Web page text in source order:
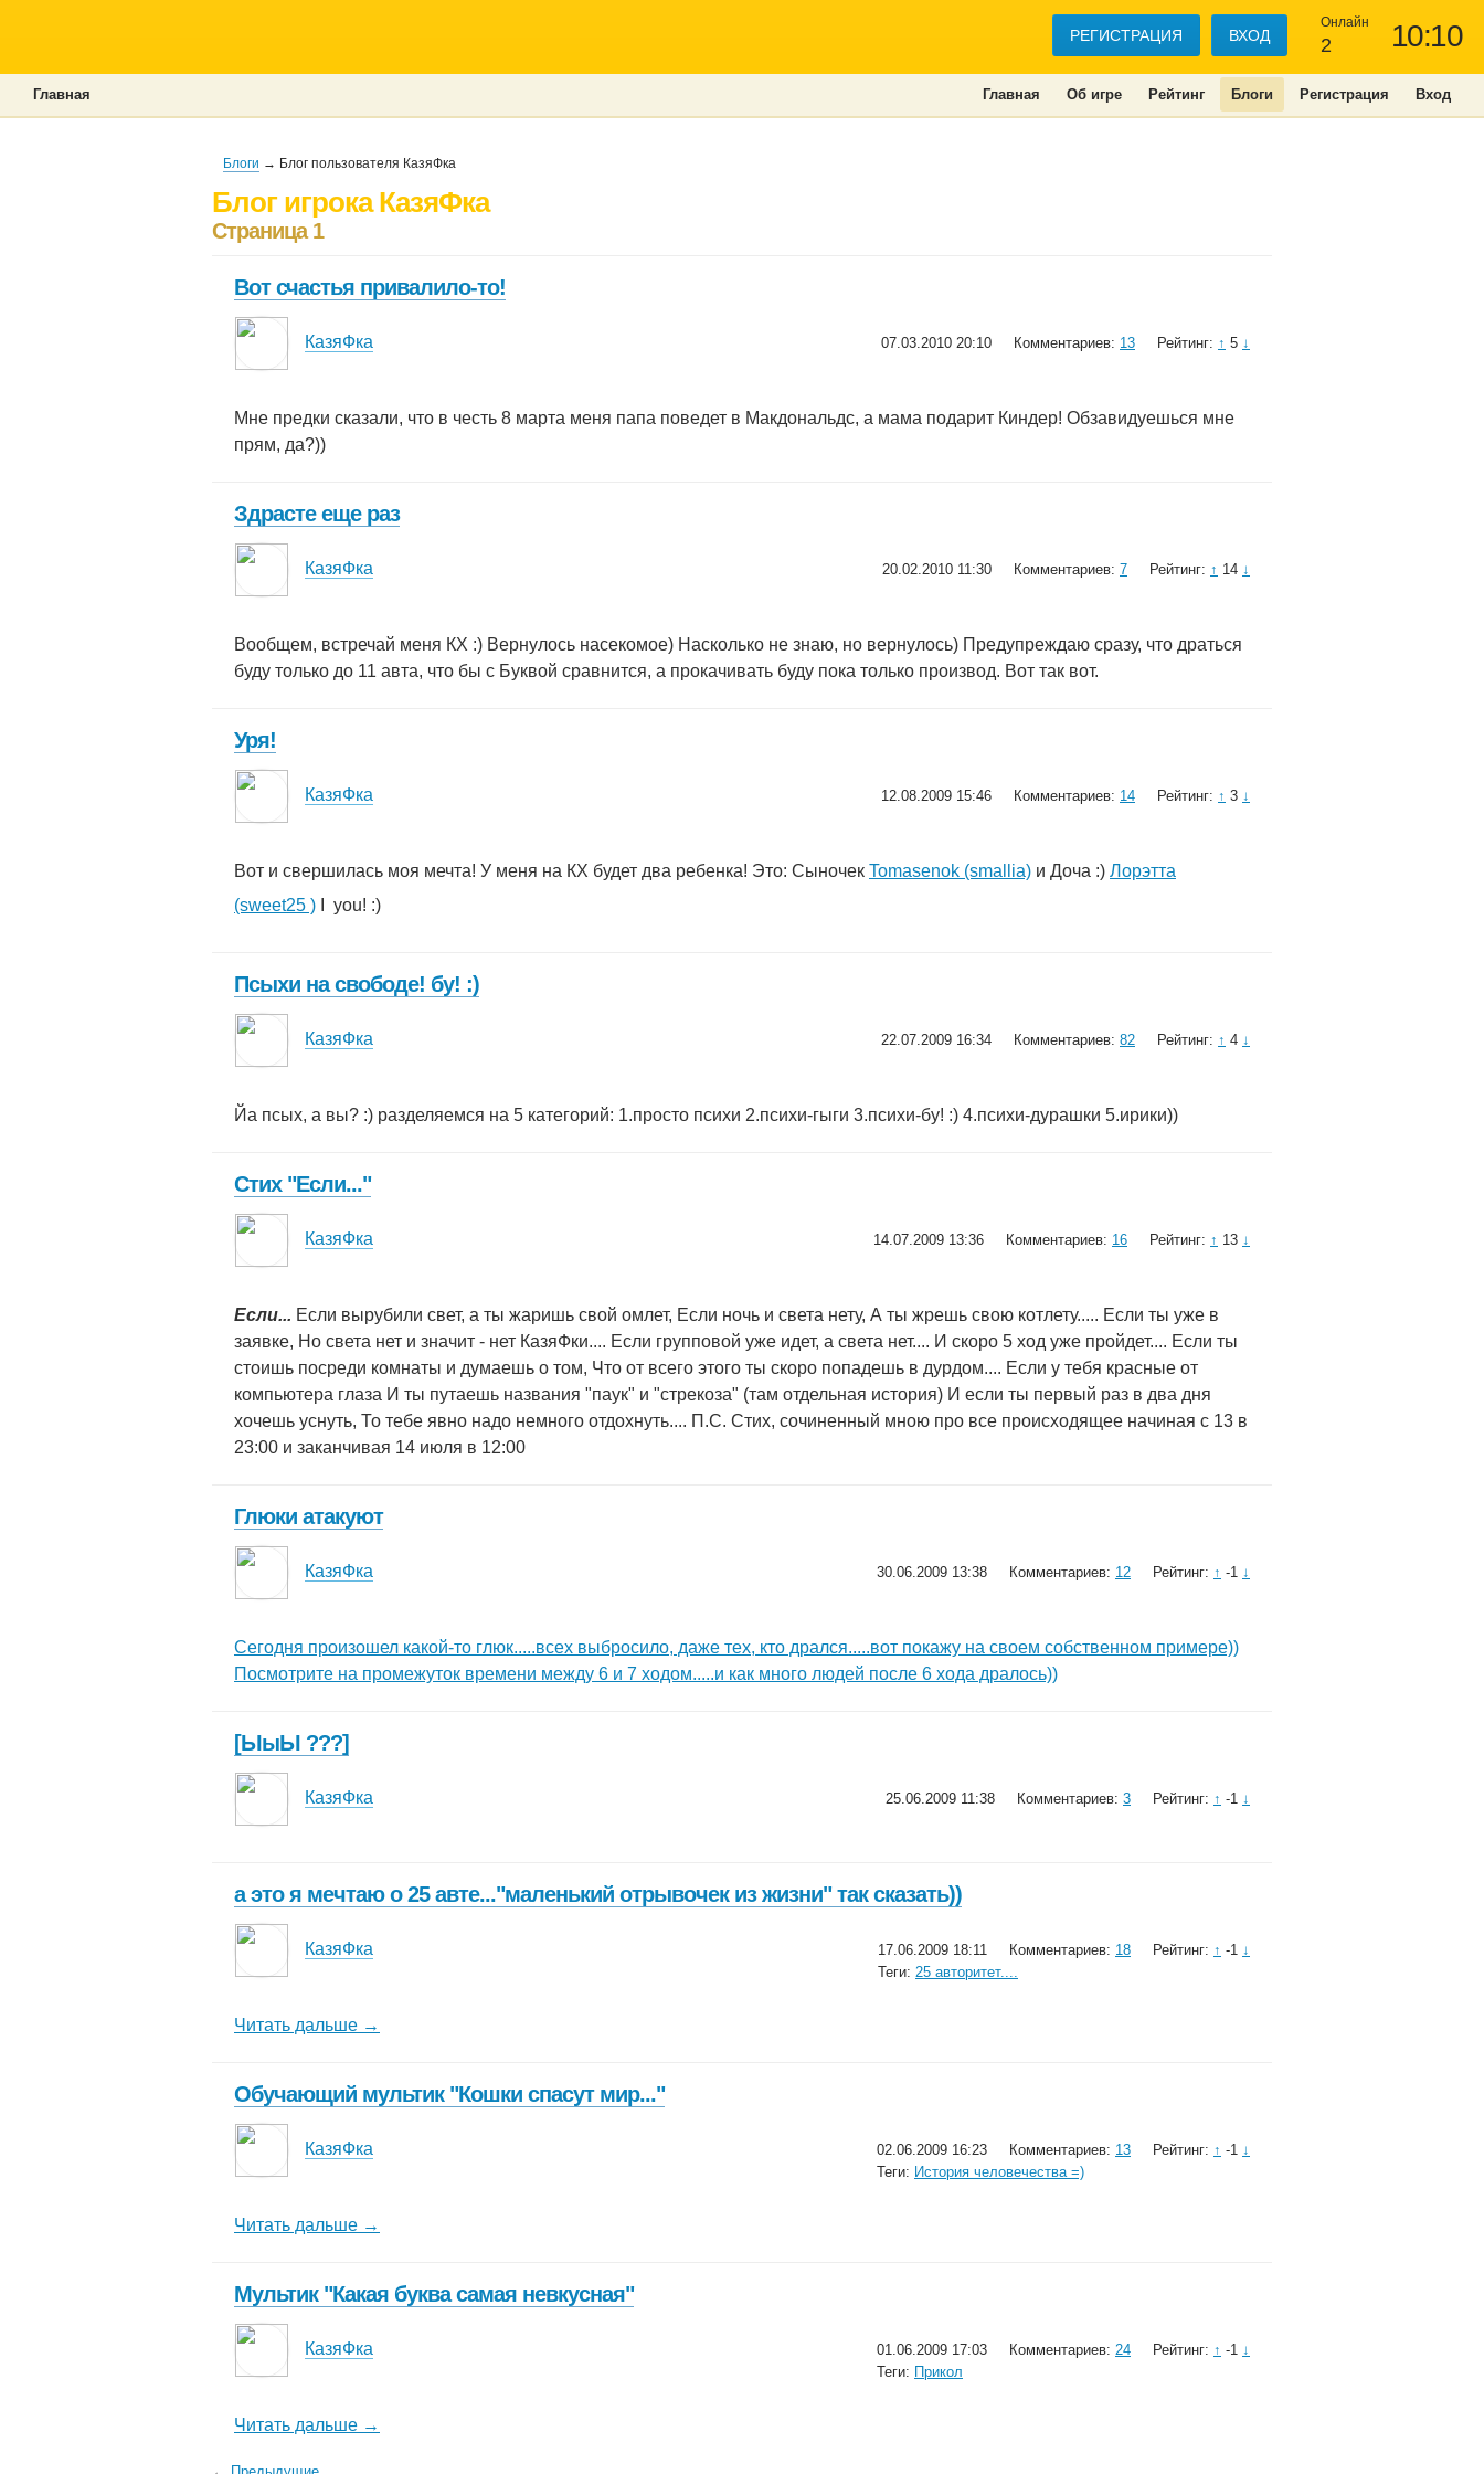
10:10
Онлайн
2
РЕГИСТРАЦИЯ ВХОД
Главная Об игре Рейтинг Блоги Регистрация Вход
Главная
Блоги → Блог пользователя КазяФка
Блог игрока КазяФка
Страница 1
Вот счастья привалило-то!
КазяФка 07.03.2010 20:10 Комментариев: 13 Рейтинг: ↑ 5 ↓
Мне предки сказали, что в честь 8 марта меня папа поведет в Макдональдс, а мама подарит Киндер! Обзавидуешься мне
прям, да?))
Здрасте еще раз
КазяФка 20.02.2010 11:30 Комментариев: 7 Рейтинг: ↑ 14 ↓
Вообщем, встречай меня КХ :) Вернулось насекомое) Насколько не знаю, но вернулось) Предупреждаю сразу, что драться
буду только до 11 авта, что бы с Буквой сравнится, а прокачивать буду пока только производ. Вот так вот.
Уря!
КазяФка 12.08.2009 15:46 Комментариев: 14 Рейтинг: ↑ 3 ↓
Вот и свершилась моя мечта! У меня на КХ будет два ребенка! Это: Сыночек Tomasenok (smallia) и Доча :) Лорэтта
(sweet25 )
you! :)
Псыхи на свободе! бу! :)
КазяФка 22.07.2009 16:34 Комментариев: 82 Рейтинг: ↑ 4 ↓
Йа псых, а вы? :) разделяемся на 5 категорий: 1.просто психи 2.психи-гыги 3.психи-бу! :) 4.психи-дурашки 5.ирики))
Стих "Если..."
КазяФка 14.07.2009 13:36 Комментариев: 16 Рейтинг: ↑ 13 ↓
Если... Если вырубили свет, а ты жаришь свой омлет, Если ночь и света нету, А ты жрешь свою котлету..... Если ты уже в
заявке, Но света нет и значит - нет КазяФки.... Если групповой уже идет, а света нет.... И скоро 5 ход уже пройдет.... Если ты
стоишь посреди комнаты и думаешь о том, Что от всего этого ты скоро попадешь в дурдом.... Если у тебя красные от
компьютера глаза И ты путаешь названия "паук" и "стрекоза" (там отдельная история) И если ты первый раз в два дня
хочешь уснуть, То тебе явно надо немного отдохнуть.... П.С. Стих, сочиненный мною про все происходящее начиная с 13 в
23:00 и заканчивая 14 июля в 12:00
Глюки атакуют
КазяФка 30.06.2009 13:38 Комментариев: 12 Рейтинг: ↑ -1 ↓
Сегодня произошел какой-то глюк.....всех выбросило, даже тех, кто дрался.....вот покажу на своем собственном примере))
Посмотрите на промежуток времени между 6 и 7 ходом.....и как много людей после 6 хода дралось))
[ЫыЫ ???]
КазяФка 25.06.2009 11:38 Комментариев: 3 Рейтинг: ↑ -1 ↓
а это я мечтаю о 25 авте..."маленький отрывочек из жизни" так сказать))
КазяФка 17.06.2009 18:11 Комментариев: 18 Рейтинг: ↑ -1 ↓
Теги: 25 авторитет....
Читать дальше →
Обучающий мультик "Кошки спасут мир..."
КазяФка 02.06.2009 16:23 Комментариев: 13 Рейтинг: ↑ -1 ↓
Теги: История человечества =)
Читать дальше →
Мультик "Какая буква самая невкусная"
КазяФка 01.06.2009 17:03 Комментариев: 24 Рейтинг: ↑ -1 ↓
Теги: Прикол
Читать дальше →